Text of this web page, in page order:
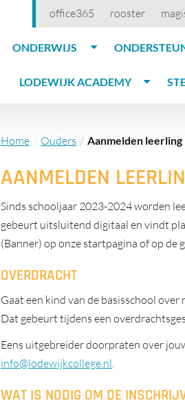
office365 rooster
ONDERWIJS
LODEWIJK ACADEMY
Home Ouders Aanmelden leerling
AANMELDEN
Sinds schooljaar 2023-2024 worden
gebeurt uitsluitend digitaal en vindt
(Banner) op onze startpagina of op de
OVERDRACHT
Gaat een kind van de basisschool
Dat gebeurt tijdens een
Eens uitgebreider doorpraten over
info@lodewijkcollege.nl.
WAT IS NODIG OM DE